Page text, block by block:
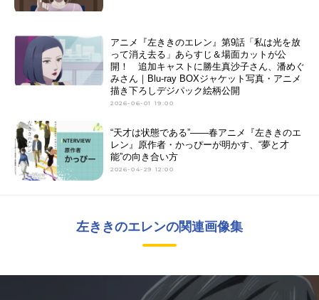
アニメ『左ききのエレン』第9話「私は光を放
って消え去る」あらすじ＆場面カットが公
開！ 追加キャストに勝生真沙子さん、潘めぐ
みさん｜Blu-ray BOXジャケット写真・アニメ
描き下ろしデジパック絵柄公開
2026-06-01 19:00
“天才は状態である”――春アニメ『左ききのエ
レン』原作者・かっぴーが明かす、“夢と才
能”の向き合い方
2026-04-29 12:00
左ききのエレンの関連画像集